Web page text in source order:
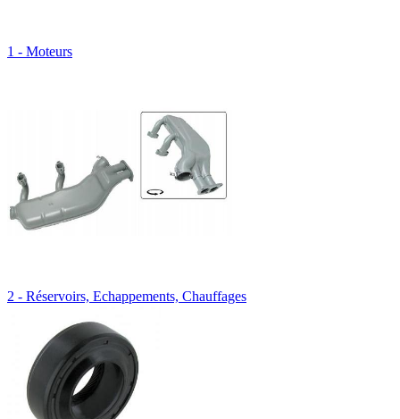
1 - Moteurs
2 - Réservoirs, Echappements, Chauffages